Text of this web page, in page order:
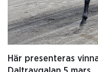
Här presenteras